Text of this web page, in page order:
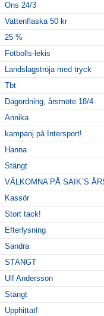
Ons 24/3
Vattenflaska 50 kr
25 %
Fotbolls-lekis
Landslagströja med tryck
Tbt
Dagordning, årsmöte 18/4.
Annika
kampanj på Intersport!
Hanna
Stängt
VÄLKOMNA PÅ SAIK`S
Kassör
Stort tack!
Efterlysning
Sandra
STÄNGT
Ulf Andersson
Stängt
Upphittat!